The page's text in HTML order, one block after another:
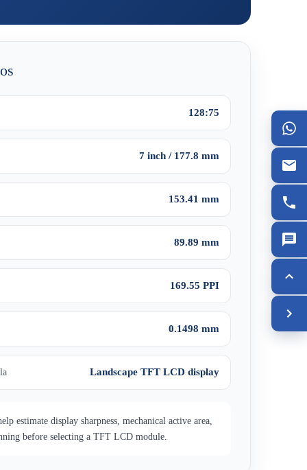
128:75
7 inch / 177.8 mm
153.41 mm
89.89 mm
169.55 PPI
0.1498 mm
Landscape TFT LCD display
estimate display sharpness, mechanical active area,
before selecting a TFT LCD module.